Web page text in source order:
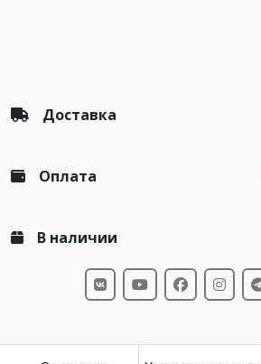
Доставка
Оплата
В наличии